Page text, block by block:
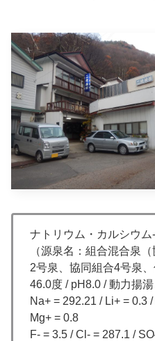
ナトリウム・カルシウ
（源泉名：組合混合泉
2号泉、協同組合4号泉、
46.0度 / pH8.0 / 動力揚
Na+ = 292.21 / Li+ = 0.3
Mg+ = 0.8
F- = 3.5 / Cl- = 287.1 /